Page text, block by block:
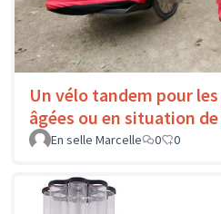
Un vélo tandem pour
âgées ou en situation
En selle Marcelle
0 0